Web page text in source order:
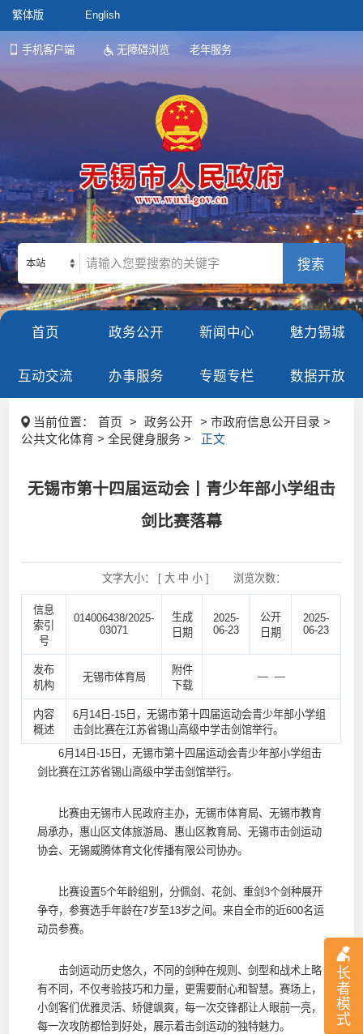
繁体版 English
手机客户端 无障碍浏览 老年服务
长
者
模
式
本站
首页 政务公开 新闻中心 魅力锡城
互动交流 办事服务 专题专栏 数据开放
当前位置： 首页 > 政务公开
> 市政府信息公开目录 >
公共文化体育 > 全民健身服务 >
正文
无锡市第十四届运动会丨青少年部小学组击
剑比赛落幕
文字大小： [ 大 中 小] 浏览次数：
信息
索引
号
014006438/2025-
03071
生成
日期
2025-
06-23
公开
日期
2025-
06-23
发布
机构
无锡市体育局
附件
下载
— —
内容
概述
6月14日-15日，无锡市第十四届运动会青少年部小学组
击剑比赛在江苏省锡山高级中学击剑馆举行。
6月14日-15日，无锡市第十四届运动会青少年部小学组击
剑比赛在江苏省锡山高级中学击剑馆举行。
比赛由无锡市人民政府主办，无锡市体育局、无锡市教育
局承办，惠山区文体旅游局、惠山区教育局、无锡市击剑运动
协会、无锡威腾体育文化传播有限公司协办。
比赛设置5个年龄组别，分佩剑、花剑、重剑3个剑种展开
争夺，参赛选手年龄在7岁至13岁之间。来自全市的近600名运
动员参赛。
击剑运动历史悠久，不同的剑种在规则、剑型和战术上略
有不同，不仅考验技巧和力量，更需要耐心和智慧。赛场上，
小剑客们优雅灵活、矫健飒爽，每一次交锋都让人眼前一亮，
每一次攻防都恰到好处，展示着击剑运动的独特魅力。